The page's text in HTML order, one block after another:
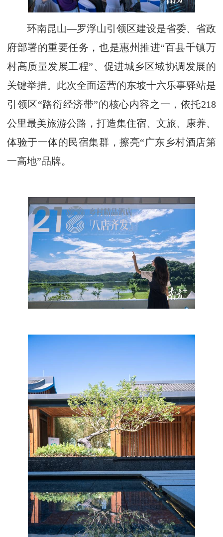
环南昆山—罗浮山引领区建设是省委、省政
府部署的重要任务，也是惠州推进“百县千镇万
村高质量发展工程”、促进城乡区域协调发展的
关键举措。此次全面运营的东坡十六乐事驿站是
引领区“路衍经济带”的核心内容之一，依托218
公里最美旅游公路，打造集住宿、文旅、康养、
体验于一体的民宿集群，擦亮“广东乡村酒店第
一高地”品牌。